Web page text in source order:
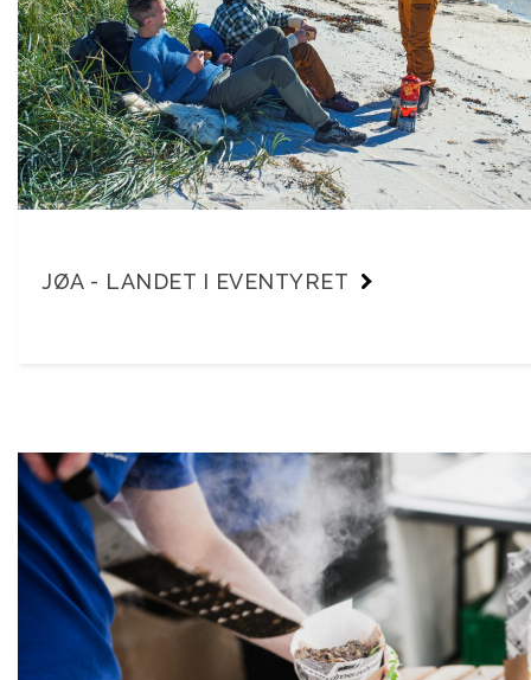
JØA - LANDET I EVENTYRET